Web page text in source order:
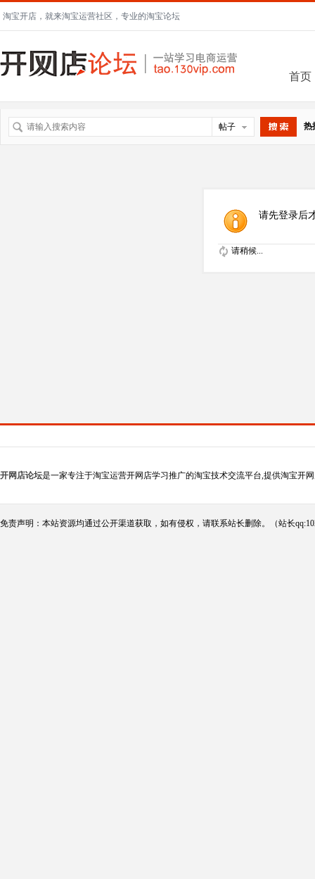
淘宝开店，就来淘宝运营社区，专业的淘宝论坛
首页
帖子 热
请先登录后
请稍候...
开网店论坛是一家专注于淘宝运营开网店学习推广的淘宝技术交流平台,提供淘宝开
免责声明：本站资源均通过公开渠道获取，如有侵权，请联系站长删除。（站长